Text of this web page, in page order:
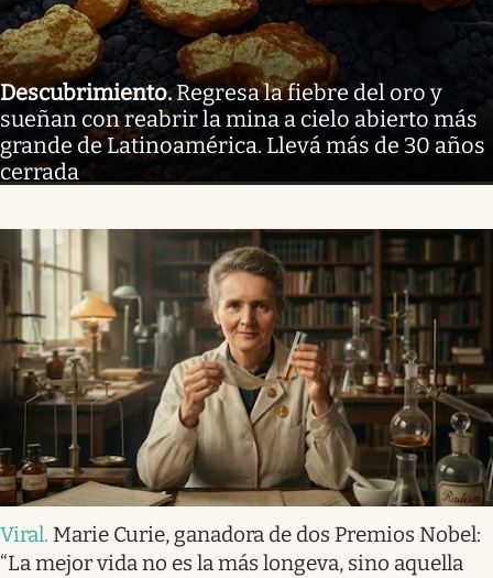
Descubrimiento.Regresa la fiebre del oro y
sueñan con reabrir la mina a cielo abierto más
grande de Latinoamérica. Llevá más de 30 años
cerrada
Viral. Marie Curie, ganadora de dos Premios Nobel:
“La mejor vida no es la más longeva, sino aquella